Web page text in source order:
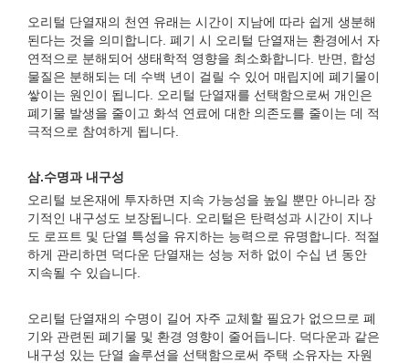
오리털 단열재의 천연 유래는 시간이 지남에 따라 쉽게 생분해
된다는 것을 의미합니다. 폐기 시 오리털 단열재는 환경에서 자
연적으로 분해되어 생태학적 영향을 최소화합니다. 반면, 합성
물질은 분해되는 데 수백 년이 걸릴 수 있어 매립지에 폐기물이
쌓이는 원인이 됩니다. 오리털 단열재를 선택함으로써 개인은
폐기물 발생을 줄이고 화석 연료에 대한 의존도를 줄이는 데 적
극적으로 참여하게 됩니다.
삼.수명과 내구성
오리털 보온재에 투자하면 지속 가능성을 높일 뿐만 아니라 장
기적인 내구성도 보장됩니다. 오리털은 탄력성과 시간이 지나
도 로프트 및 단열 특성을 유지하는 능력으로 유명합니다. 적절
하게 관리하면 덕다운 단열재는 성능 저하 없이 수십 년 동안
지속될 수 있습니다.
오리털 단열재의 수명이 길어 자주 교체할 필요가 없으므로 폐
기와 관련된 폐기물 및 환경 영향이 줄어듭니다. 덕다운과 같은
내구성 있는 단열 솔루션을 선택함으로써 주택 소유자는 자원